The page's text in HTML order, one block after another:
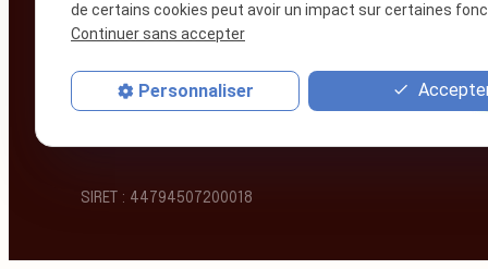
Maître Caroline CLÉMENT-BIGORRE
SIRET : 44794507200018
de certains cookies peut avoir un impact sur certaines
Continuer sans accepter
Personnaliser